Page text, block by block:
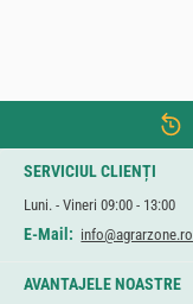
SERVICIUL CLIENȚI
Luni. - Vineri 09:00 - 13:00
E-Mail: info@agrarzone.ro
AVANTAJELE NOASTRE